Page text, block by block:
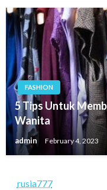
FASHION
5 Tips Untuk
Wanita
admin February 4, 2023
rusia777